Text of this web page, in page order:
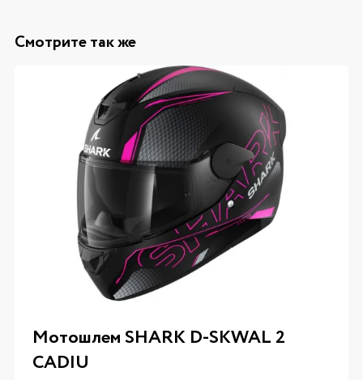
Смотрите так же
Мотошлем SHARK D-SKWAL 2
CADIU